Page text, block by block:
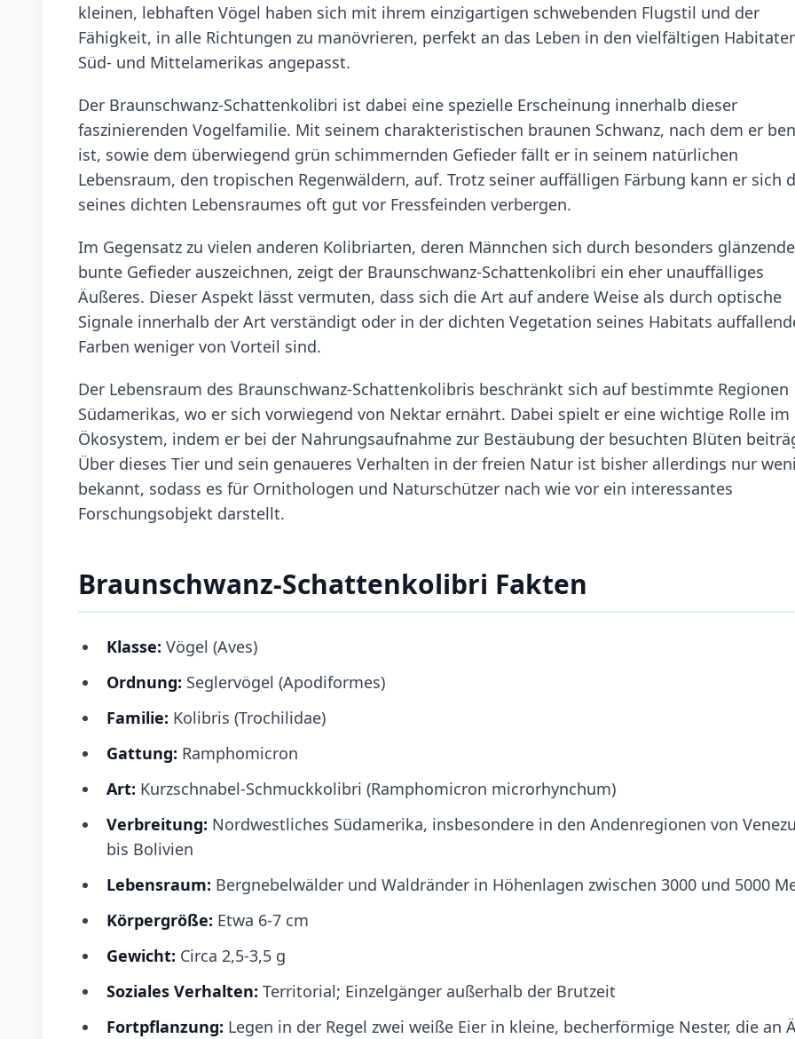
kleinen, lebhaften Vögel haben sich mit ihrem einzigartigen schwebenden Flugstil und der
Fähigkeit, in alle Richtungen zu manövrieren, perfekt an das Leben in den vielfältigen
Süd- und Mittelamerikas angepasst.
Der Braunschwanz-Schattenkolibri ist dabei eine spezielle Erscheinung innerhalb dieser
faszinierenden Vogelfamilie. Mit seinem charakteristischen braunen Schwanz, nach dem er
ist, sowie dem überwiegend grün schimmernden Gefieder fällt er in seinem natürlichen
Lebensraum, den tropischen Regenwäldern, auf. Trotz seiner auffälligen Färbung kann er sich
seines dichten Lebensraumes oft gut vor Fressfeinden verbergen.
Im Gegensatz zu vielen anderen Kolibriarten, deren Männchen sich durch besonders
bunte Gefieder auszeichnen, zeigt der Braunschwanz-Schattenkolibri ein eher unauffälliges
Äußeres. Dieser Aspekt lässt vermuten, dass sich die Art auf andere Weise als durch optische
Signale innerhalb der Art verständigt oder in der dichten Vegetation seines Habitats
Farben weniger von Vorteil sind.
Der Lebensraum des Braunschwanz-Schattenkolibris beschränkt sich auf bestimmte Regionen
Südamerikas, wo er sich vorwiegend von Nektar ernährt. Dabei spielt er eine wichtige Rolle im
Ökosystem, indem er bei der Nahrungsaufnahme zur Bestäubung der besuchten Blüten
Über dieses Tier und sein genaueres Verhalten in der freien Natur ist bisher allerdings nur
bekannt, sodass es für Ornithologen und Naturschützer nach wie vor ein interessantes
Forschungsobjekt darstellt.
Braunschwanz-Schattenkolibri Fakten
Klasse: Vögel (Aves)
Ordnung: Seglervögel (Apodiformes)
Familie: Kolibris (Trochilidae)
Gattung: Ramphomicron
Art: Kurzschnabel-Schmuckkolibri (Ramphomicron microrhynchum)
Verbreitung: Nordwestliches Südamerika, insbesondere in den Andenregionen von
bis Bolivien
Lebensraum: Bergnebelwälder und Waldränder in Höhenlagen zwischen 3000 und 5000
Körpergröße: Etwa 6-7 cm
Gewicht: Circa 2,5-3,5 g
Soziales Verhalten: Territorial; Einzelgänger außerhalb der Brutzeit
Fortpflanzung: Legen in der Regel zwei weiße Eier in kleine, becherförmige Nester, die an